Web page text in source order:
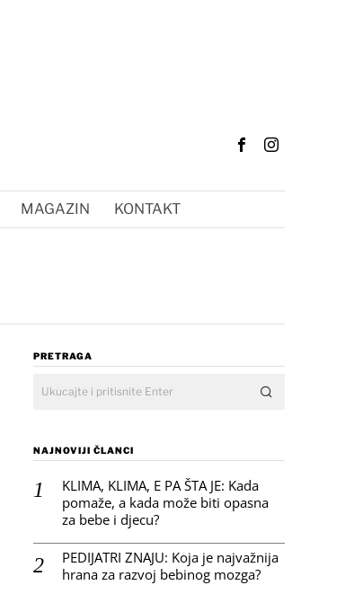
MAGAZIN KONTAKT
PRETRAGA
NAJNOVIJI ČLANCI
KLIMA, KLIMA, E PA ŠTA JE: Kada
pomaže, a kada može biti opasna
za bebe i djecu?
PEDIJATRI ZNAJU: Koja je najvažnija
hrana za razvoj bebinog mozga?